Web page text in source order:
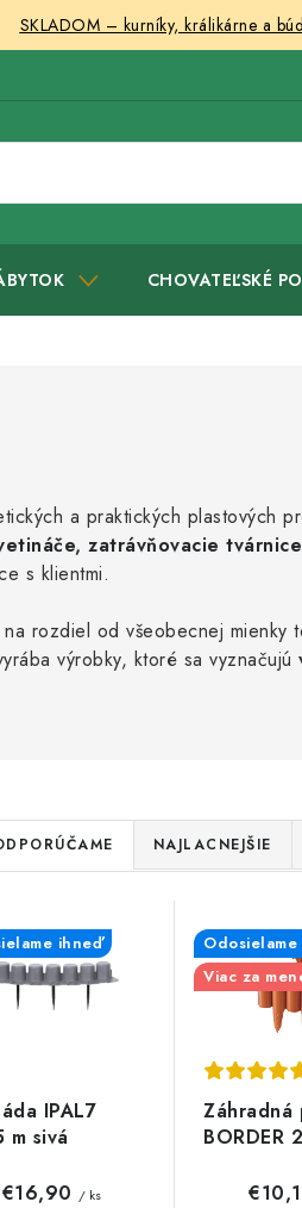
SKLADOM – kurníky, králikárne a
CHOVATEĽSKÉ
a praktických plastových
, zatrávňovacie tvárnice
s klientmi.
rozdiel od všeobecnej mienky
výrobky, ktoré sa vyznačujú
NAJLACNEJŠIE
IPAL7
sivá
ihneď
€16,90 / ks
Záhradná
BORDER
Viac za